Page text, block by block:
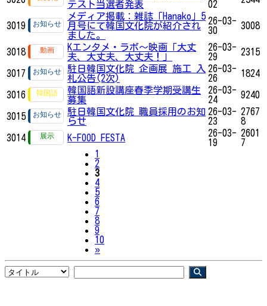
テスト当選者発表
02
3019
メディア掲載：雑誌「Hanako」5
月号にて韓国文化院が紹介され
ました。
26-03-
30
3008
3018
Kエンタメ・ラボ～映画「大丈
夫、大丈夫、大丈夫！」
26-03-
29
2315
3017
駐日韓国文化院 企画展 施工 入
札公告(2次)
26-03-
26
1824
3016
韓国語新設講座春季学期受講生
募集
26-03-
24
9240
3015
駐日韓国文化院 職員採用のお知
らせ
26-03-
23
2767
8
3014
K-FOOD FESTA
26-03-
19
2601
7
1
2
3
4
5
6
7
8
9
10
»Next